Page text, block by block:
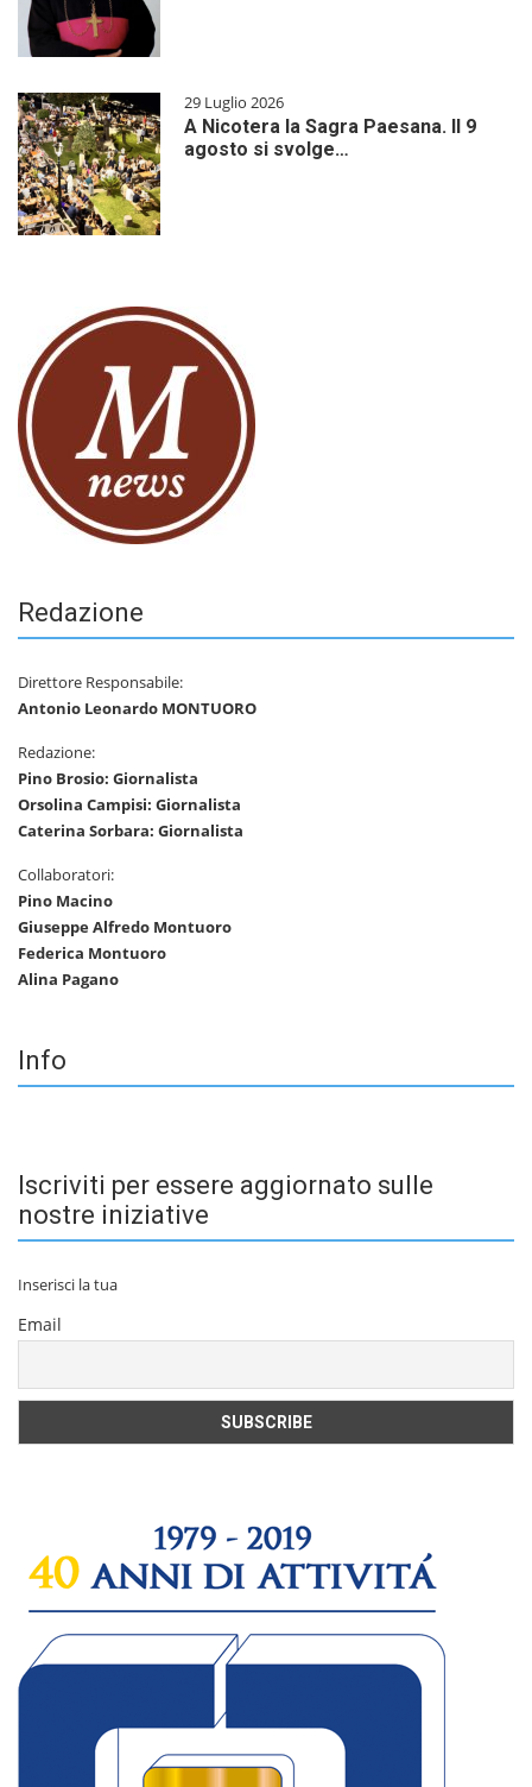
29 Luglio 2026
A Nicotera la Sagra Paesana. Il 9
agosto si svolge…
Redazione
Direttore Responsabile:
Antonio Leonardo MONTUORO
Redazione:
Pino Brosio: Giornalista
Orsolina Campisi: Giornalista
Caterina Sorbara: Giornalista
Collaboratori:
Pino Macino
Giuseppe Alfredo Montuoro
Federica Montuoro
Alina Pagano
Info
Iscriviti per essere aggiornato sulle
nostre iniziative
Inserisci la tua
Email